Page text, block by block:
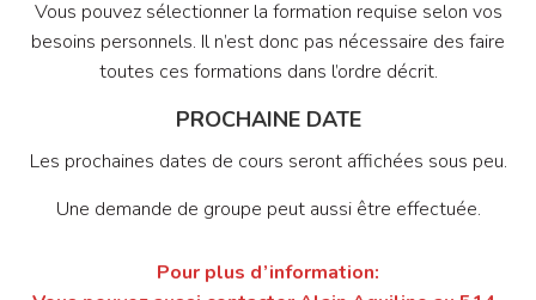
Vous pouvez sélectionner la formation requise selon vos
besoins personnels. Il n’est donc pas nécessaire des faire
toutes ces formations dans l’ordre décrit.
PROCHAINE DATE
Les prochaines dates de cours seront affichées sous peu.
Une demande de groupe peut aussi être effectuée.
Pour plus d’information: